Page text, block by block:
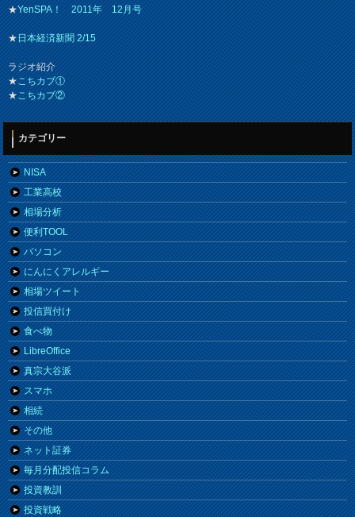
★YenSPA！ 2011年 12月号
★日本経済新聞 2/15
ラジオ紹介
★こちカブ①
★こちカブ②
カテゴリー
NISA
工業高校
相場分析
便利TOOL
パソコン
にんにくアレルギー
相場ツイート
投信買付け
食べ物
LibreOffice
真宗大谷派
スマホ
相続
その他
ネット証券
毎月分配投信コラム
投資教訓
投資戦略